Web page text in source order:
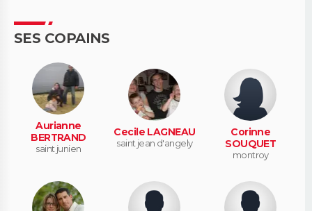
SES COPAINS
Aurianne
BERTRAND
saint junien
Cecile LAGNEAU
saint jean d'angely
Corinne
SOUQUET
montroy